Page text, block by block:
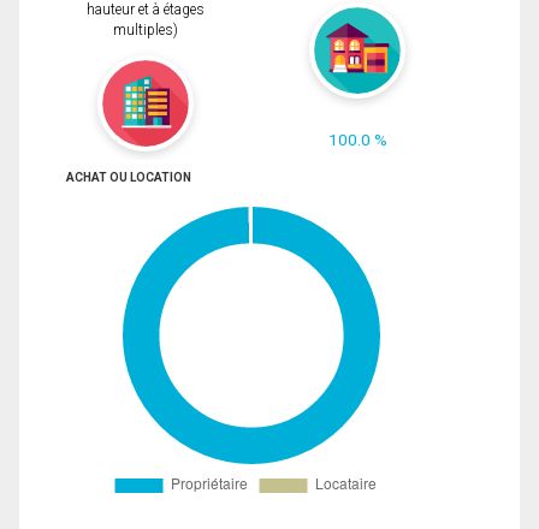
hauteur et à étages
multiples)
100.0 %
ACHAT OU LOCATION